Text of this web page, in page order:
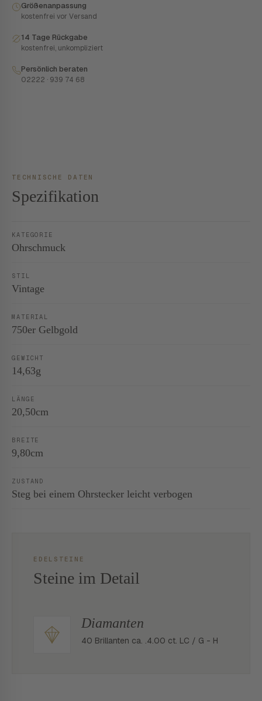
Größenanpassung
kostenfrei vor Versand
14 Tage Rückgabe
kostenfrei, unkompliziert
Persönlich beraten
02222 · 939 74 68
TECHNISCHE DATEN
Spezifikation
KATEGORIE
Ohrschmuck
STIL
Vintage
MATERIAL
750er Gelbgold
GEWICHT
14,63g
LÄNGE
20,50cm
BREITE
9,80cm
ZUSTAND
Steg bei einem Ohrstecker leicht verbogen
EDELSTEINE
Steine im Detail
Diamanten
40 Brillanten ca. .4.00 ct. LC / G - H